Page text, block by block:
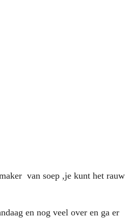
van soep ,je kunt het rauw
en nog veel over en ga er